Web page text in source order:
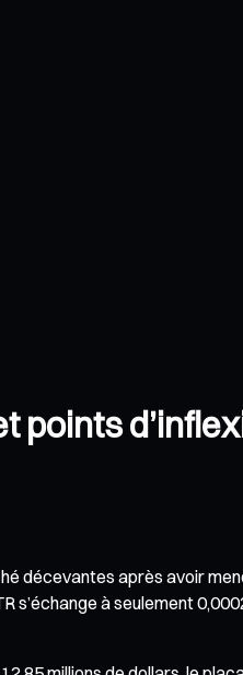
points
décevantes après avoir
s’échange à seulement